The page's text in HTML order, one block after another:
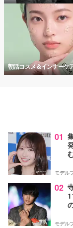
朝活コスメ＆インナーケ
01
モデル
02
モデル